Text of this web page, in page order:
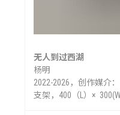
无人到过西湖
杨明
2022-2026，创作媒介
支架，400（L）×